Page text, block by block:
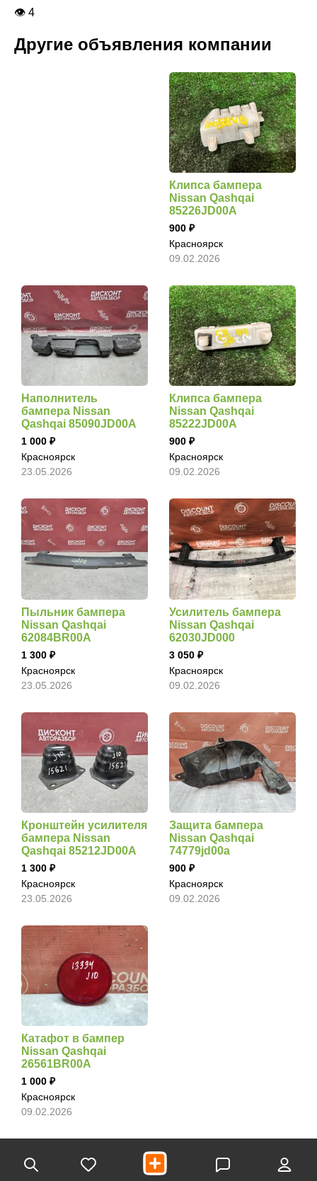
👁 4
Другие объявления компании
Клипса бампера
Nissan Qashqai
85226JD00A
900
Красноярск
09.02.2026
Наполнитель
бампера Nissan
Qashqai 85090JD00A
1 000
Красноярск
23.05.2026
Клипса бампера
Nissan Qashqai
85222JD00A
900
Красноярск
09.02.2026
Пыльник бампера
Nissan Qashqai
62084BR00A
1 300
Красноярск
23.05.2026
Усилитель бампера
Nissan Qashqai
62030JD000
3 050
Красноярск
09.02.2026
Кронштейн усилителя
бампера Nissan
Qashqai 85212JD00A
1 300
Красноярск
23.05.2026
Защита бампера
Nissan Qashqai
74779jd00a
900
Красноярск
09.02.2026
Катафот в бампер
Nissan Qashqai
26561BR00A
1 000
Красноярск
09.02.2026